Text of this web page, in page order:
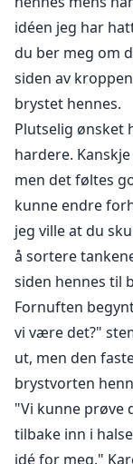
idéen jeg har
du ber meg om
siden av
brystet hennes.
Plutselig ønsket
hardere.
men det føltes
kunne endre
jeg ville at du
å sortere
siden hennes til
Fornuften
vi være det?"
ut, men den
brystvorten
"Vi kunne prøve
tilbake inn i
idé for meg."